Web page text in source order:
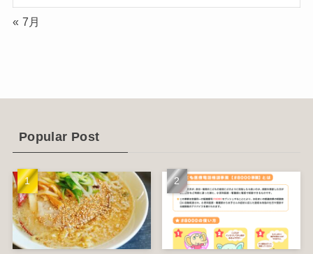
(2)
(4)
(5)
« 7月
Popular Post